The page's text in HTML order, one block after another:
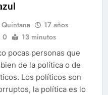
17 años
0 13 minutos
pocas personas que
de la política o de
Los políticos son
la política es lo